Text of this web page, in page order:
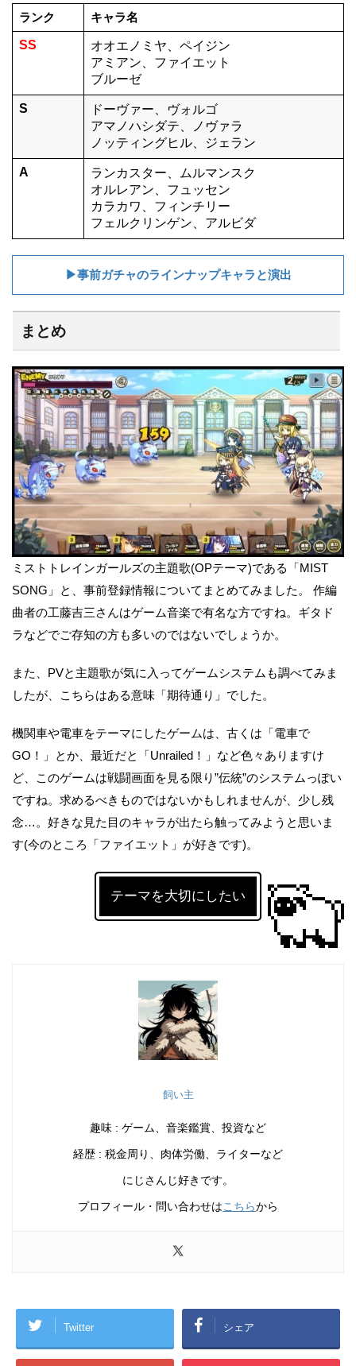
ランク キャラ名
SS
オオエノミヤ、ペイジン
アミアン、ファイエット
ブルーゼ
S
ドーヴァー、ヴォルゴ
アマノハシダテ、ノヴァラ
ノッティングヒル、ジェラン
A
ランカスター、ムルマンスク
オルレアン、フュッセン
カラカワ、フィンチリー
フェルクリンゲン、アルビダ
▶事前ガチャのラインナップキャラと演出
まとめ
ミストトレインガールズの主題歌(OPテーマ)である「MIST
SONG」と、事前登録情報についてまとめてみました。 作編
曲者の工藤吉三さんはゲーム音楽で有名な方ですね。ギタド
ラなどでご存知の方も多いのではないでしょうか。
また、PVと主題歌が気に入ってゲームシステムも調べてみま
したが、こちらはある意味「期待通り」でした。
機関車や電車をテーマにしたゲームは、古くは「電車で
GO！」とか、最近だと「Unrailed！」など色々ありますけ
ど、このゲームは戦闘画面を見る限り”伝統”のシステムっぽい
ですね。求めるべきものではないかもしれませんが、少し残
念…。好きな見た目のキャラが出たら触ってみようと思いま
す(今のところ「ファイエット」が好きです)。
テーマを大切にしたい
飼い主
趣味 : ゲーム、音楽鑑賞、投資など
経歴 : 税金周り、肉体労働、ライターなど
にじさんじ好きです。
プロフィール・問い合わせはこちらから
Twitter シェア